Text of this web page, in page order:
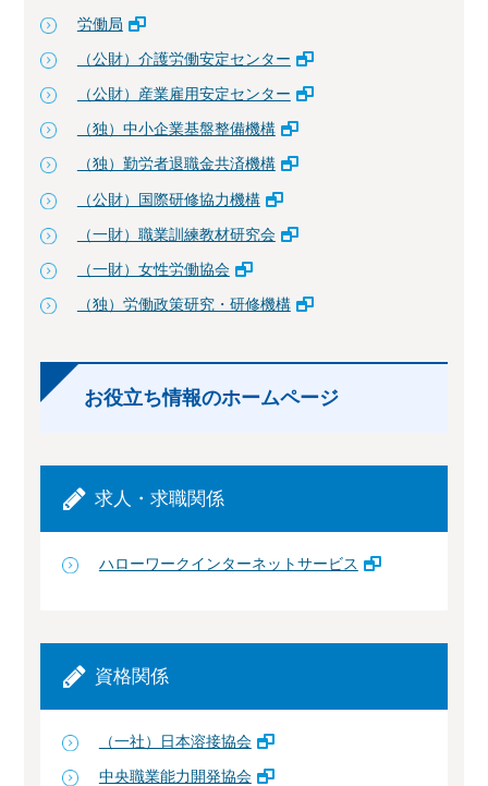
労働局
（公財）介護労働安定センター
（公財）産業雇用安定センター
（独）中小企業基盤整備機構
（独）勤労者退職金共済機構
（公財）国際研修協力機構
（一財）職業訓練教材研究会
（一財）女性労働協会
（独）労働政策研究・研修機構
お役立ち情報のホームページ
求人・求職関係
ハローワークインターネットサービス
資格関係
（一社）日本溶接協会
中央職業能力開発協会